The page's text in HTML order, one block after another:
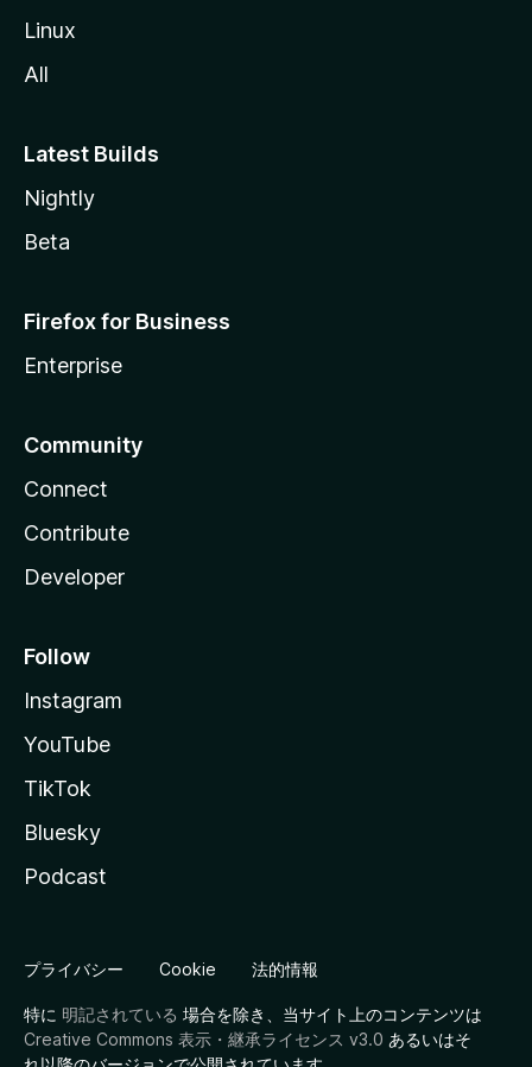
Linux
All
Latest Builds
Nightly
Beta
Firefox for Business
Enterprise
Community
Connect
Contribute
Developer
Follow
Instagram
YouTube
TikTok
Bluesky
Podcast
プライバシー Cookie 法的情報
特に 明記されている 場合を除き、当サイト上のコンテンツは
Creative Commons 表示・継承ライセンス v3.0 あるいはそ